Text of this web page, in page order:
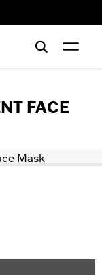
FACE